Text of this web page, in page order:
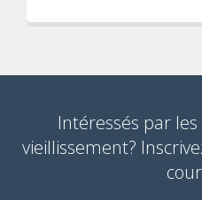
Intéressés par
vieillissement?